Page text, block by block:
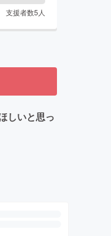
支援者数5人
しいと思っ